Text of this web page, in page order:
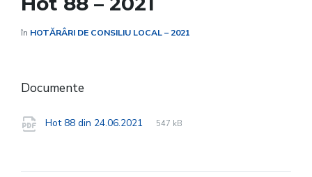
în HOTĂRÂRI DE CONSILIU LOCAL – 2021
Documente
Hot 88 din 24.06.2021
File
pdf
File
547 kB